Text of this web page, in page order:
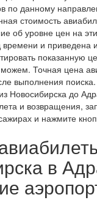
по данному
стоимость
об уровне цен на
времени и приведена
показанную
Точная цена
выполнения
Новосибирска до
и возвращения,
и нажмите
в